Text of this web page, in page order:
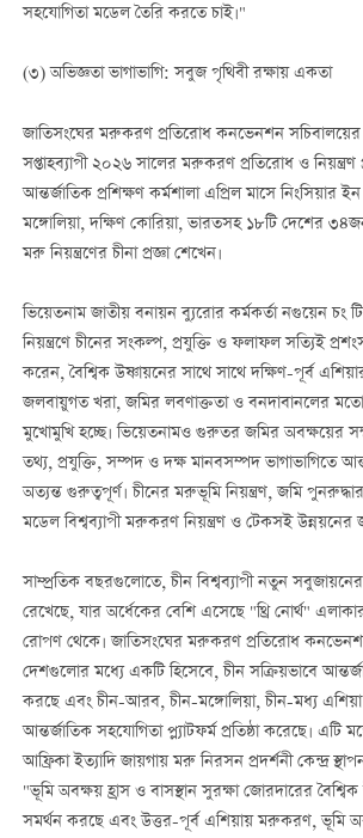
সহযোগিতা মডেল তৈরি করতে চাই।"
(৩) অভিজ্ঞতা ভাগাভাগি: সবুজ পৃথিবী রক্ষায় একতা
জাতিসংঘের মরুকরণ প্রতিরোধ কনভেনশন
সপ্তাহব্যাপী ২০২৬ সালের মরুকরণ প্রতিরোধ ও
আন্তর্জাতিক প্রশিক্ষণ কর্মশালা এপ্রিল মাসে নিংসিয়ার
মঙ্গোলিয়া, দক্ষিণ কোরিয়া, ভারতসহ ১৮টি দেশের ৩৪জন
মরু নিয়ন্ত্রণের চীনা প্রজ্ঞা শেখেন।
ভিয়েতনাম জাতীয় বনায়ন ব্যুরোর কর্মকর্তা নগুয়েন চং
নিয়ন্ত্রণে চীনের সংকল্প, প্রযুক্তি ও ফলাফল সত্যিই
করেন, বৈশ্বিক উষ্ণায়নের সাথে সাথে দক্ষিণ-পূর্ব
জলবায়ুগত খরা, জমির লবণাক্ততা ও বনদাবানলের মতো
মুখোমুখি হচ্ছে। ভিয়েতনামও গুরুতর জমির অবক্ষয়ের
তথ্য, প্রযুক্তি, সম্পদ ও দক্ষ মানবসম্পদ ভাগাভাগিতে
অত্যন্ত গুরুত্বপূর্ণ। চীনের মরুভূমি নিয়ন্ত্রণ, জমি
মডেল বিশ্বব্যাপী মরুকরণ নিয়ন্ত্রণ ও টেকসই উন্নয়নের
সাম্প্রতিক বছরগুলোতে, চীন বিশ্বব্যাপী নতুন
রেখেছে, যার অর্ধেকের বেশি এসেছে "থ্রি নোর্থ"
রোপণ থেকে। জাতিসংঘের মরুকরণ প্রতিরোধ
দেশগুলোর মধ্যে একটি হিসেবে, চীন সক্রিয়ভাবে
করছে এবং চীন-আরব, চীন-মঙ্গোলিয়া, চীন-মধ্য
আন্তর্জাতিক সহযোগিতা প্ল্যাটফর্ম প্রতিষ্ঠা করেছে। এটি
আফ্রিকা ইত্যাদি জায়গায় মরু নিরসন প্রদর্শনী কেন্দ্র
"ভূমি অবক্ষয় হ্রাস ও বাসস্থান সুরক্ষা জোরদারের
সমর্থন করছে এবং উত্তর-পূর্ব এশিয়ায় মরুকরণ, ভূমি